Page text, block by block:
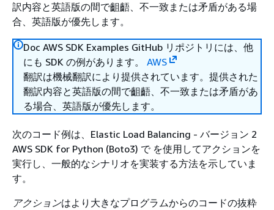
訳内容と英語版の間で齟齬、不一致または矛盾がある場
合、英語版が優先します。
Doc AWS SDK Examples GitHub リポジトリには、他
にも SDK の例があります。 AWS
翻訳は機械翻訳により提供されています。提供された
翻訳内容と英語版の間で齟齬、不一致または矛盾があ
る場合、英語版が優先します。
次のコード例は、Elastic Load Balancing - バージョン 2
AWS SDK for Python (Boto3) で を使用してアクションを
実行し、一般的なシナリオを実装する方法を示していま
す。
アクションはより大きなプログラムからのコードの抜粋